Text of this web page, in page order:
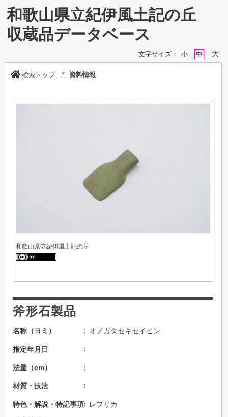
和歌山県立紀伊風土記の丘
収蔵品データベース
文字サイズ： 小 中 大
検索トップ 資料情報
和歌山県立紀伊風土記の丘
斧形石製品
名称（ヨミ） オノガタセキセイヒン
指定年月日
法量（cm）
材質・技法
特色・解説・特記事項 レプリカ